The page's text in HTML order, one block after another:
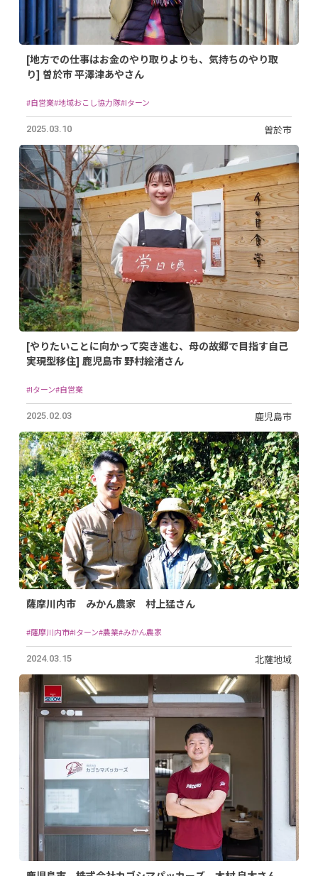
[地方での仕事はお金のやり取りよりも、気持ちのやり取
り] 曽於市 平澤津あやさん
#自営業#地域おこし協力隊#Iターン
2025.03.10 曽於市
[やりたいことに向かって突き進む、母の故郷で目指す自己
実現型移住] 鹿児島市 野村絵渚さん
#Iターン#自営業
2025.02.03 鹿児島市
薩摩川内市 みかん農家 村上猛さん
#薩摩川内市#Iターン#農業#みかん農家
2024.03.15 北薩地域